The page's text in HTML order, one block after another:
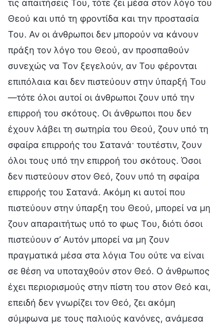
τις απαιτήσεις Του, τότε ζει μέσα στον λόγο του
Θεού και υπό τη φροντίδα και την προστασία
Του. Αν οι άνθρωποι δεν μπορούν να κάνουν
πράξη τον λόγο του Θεού, αν προσπαθούν
συνεχώς να Τον ξεγελούν, αν Του φέρονται
επιπόλαια και δεν πιστεύουν στην ύπαρξή Του
—τότε όλοι αυτοί οι άνθρωποι ζουν υπό την
επιρροή του σκότους. Οι άνθρωποι που δεν
έχουν λάβει τη σωτηρία του Θεού, ζουν υπό τη
σφαίρα επιρροής του Σατανά· τουτέστιν, ζουν
όλοι τους υπό την επιρροή του σκότους. Όσοι
δεν πιστεύουν στον Θεό, ζουν υπό τη σφαίρα
επιρροής του Σατανά. Ακόμη κι αυτοί που
πιστεύουν στην ύπαρξη του Θεού, μπορεί να μη
ζουν απαραιτήτως υπό το φως Του, διότι όσοι
πιστεύουν σ’ Αυτόν μπορεί να μη ζουν
πραγματικά μέσα στα λόγια Του ούτε να είναι
σε θέση να υποταχθούν στον Θεό. Ο άνθρωπος
έχει περιορισμούς στην πίστη του στον Θεό και,
επειδή δεν γνωρίζει τον Θεό, ζει ακόμη
σύμφωνα με τους παλιούς κανόνες, ανάμεσα